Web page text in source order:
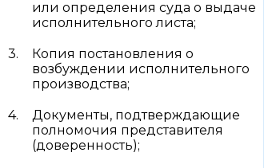
или определения суда о выдаче
исполнительного листа;
Копия постановления о
возбуждении исполнительного
производства;
Документы, подтверждающие
полномочия представителя
(доверенность);